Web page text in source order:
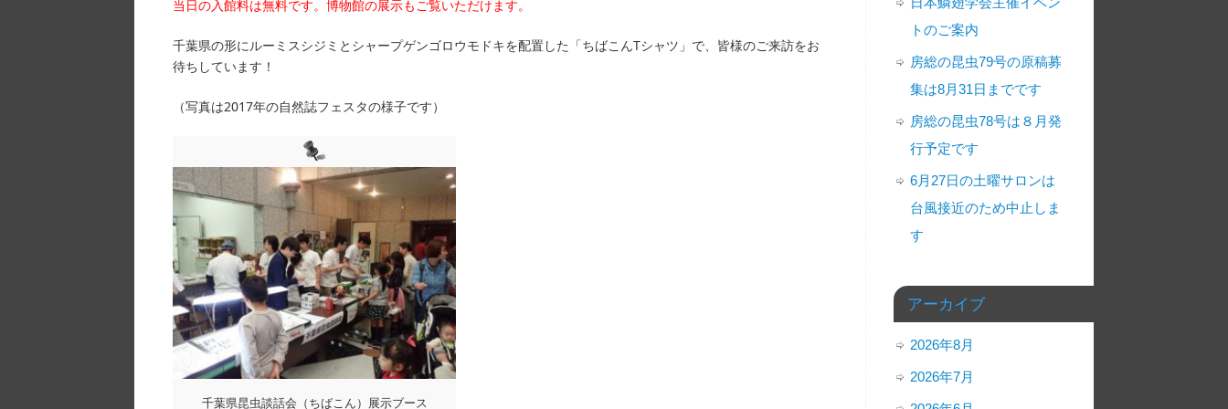
当日の入館料は無料です。博物館の展示もご覧いただけます。
千葉県の形にルーミスシジミとシャープゲンゴロウモドキを配置した「ちばこんTシャツ」で、皆様のご来訪をお
待ちしています！
（写真は2017年の自然誌フェスタの様子です）
千葉県昆虫談話会（ちばこん）展示ブース
トのご案内
房総の昆虫79号の原稿募
集は8月31日までです
房総の昆虫78号は８月発
行予定です
6月27日の土曜サロンは
台風接近のため中止しま
す
アーカイブ
2026年8月
2026年7月